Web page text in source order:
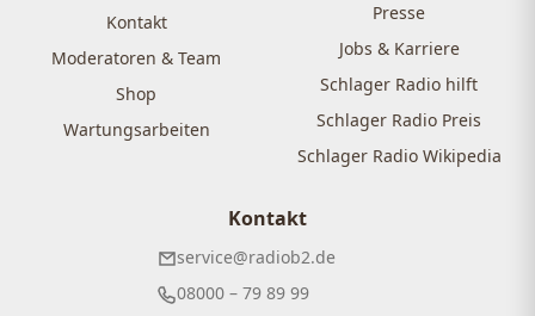
Kontakt
Moderatoren & Team
Shop
Wartungsarbeiten
Presse
Jobs & Karriere
Schlager Radio hilft
Schlager Radio Preis
Schlager Radio Wikipedia
Kontakt
service@radiob2.de
08000 – 79 89 99